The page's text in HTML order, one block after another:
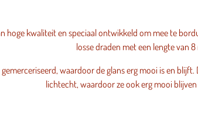
hoge kwaliteit en speciaal ontwikkeld om mee te
losse draden met een lengte van 8
gemerceriseerd, waardoor de glans erg mooi is en
lichtecht, waardoor ze ook erg mooi